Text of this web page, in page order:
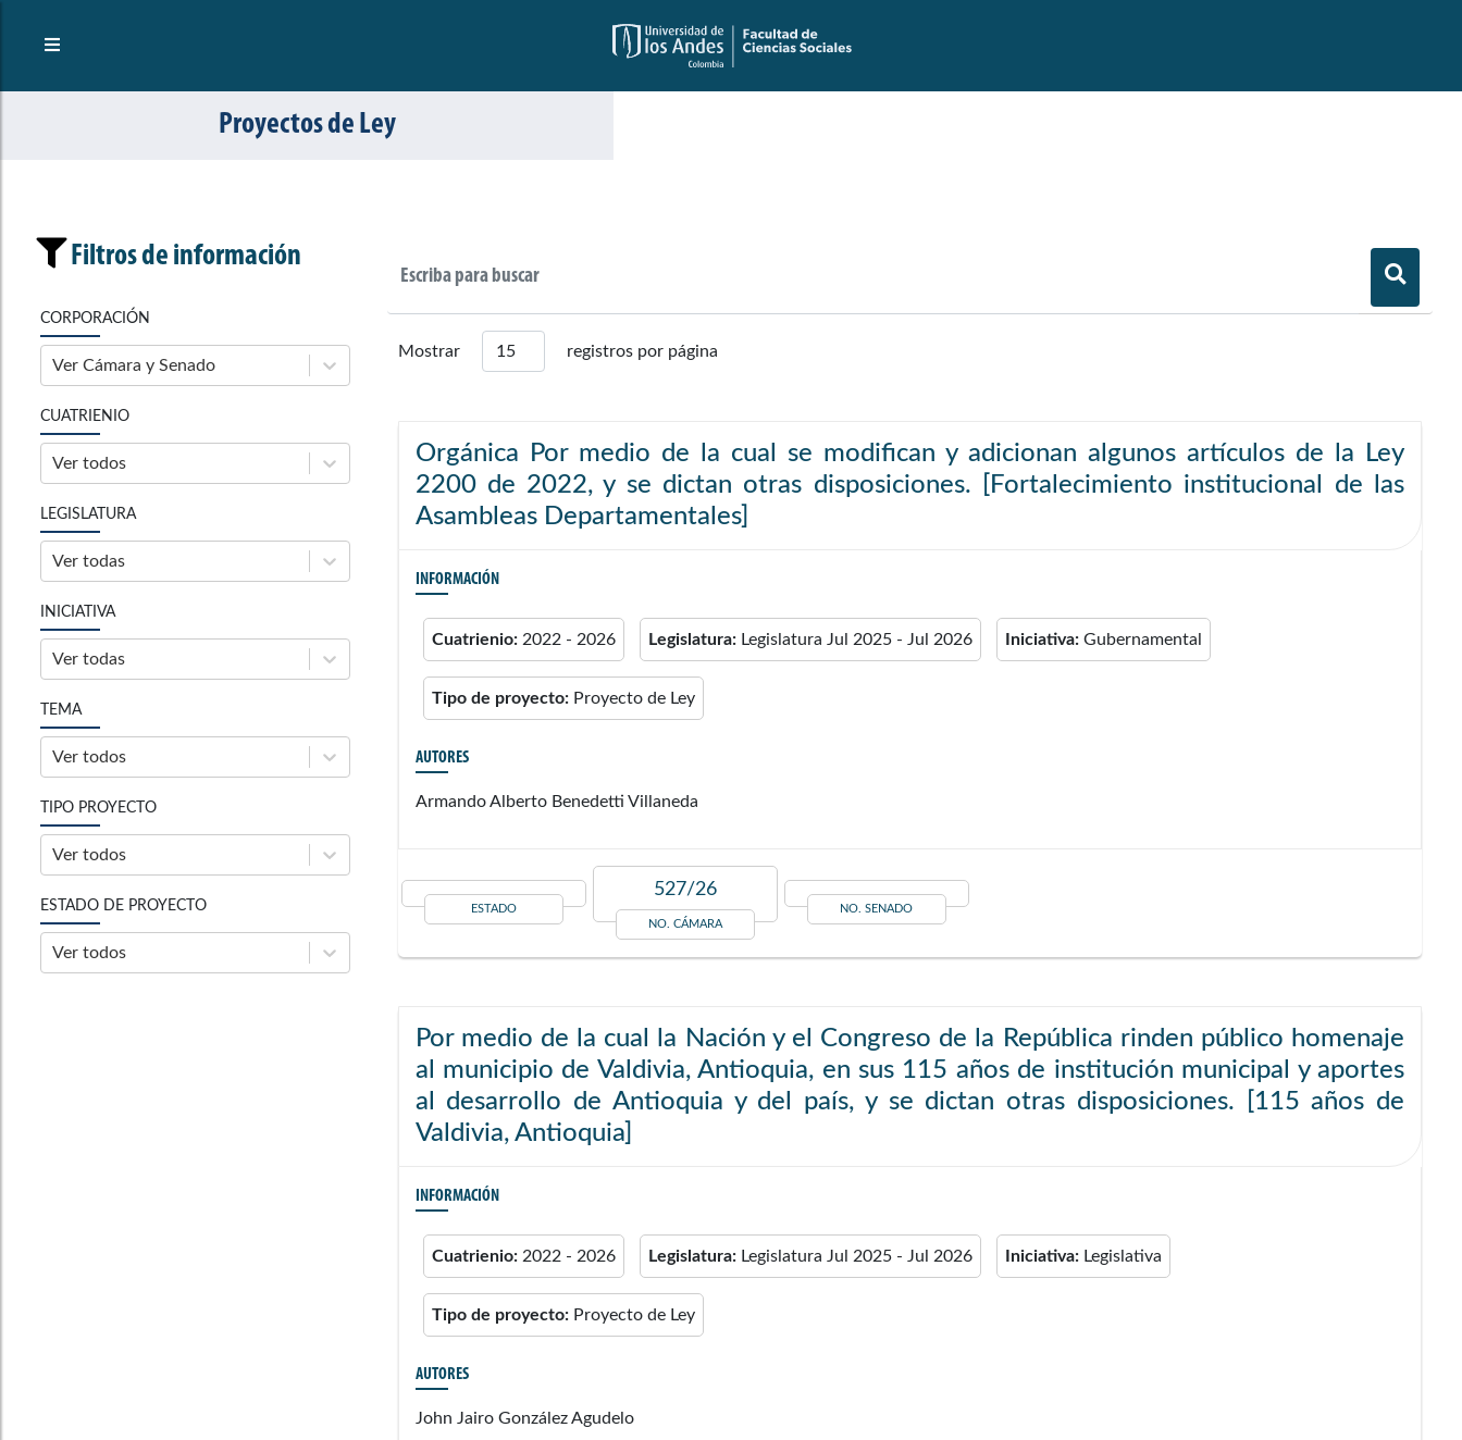
Proyectos de Ley
Filtros de información
CORPORACIÓN
Ver Cámara y Senado
CUATRIENIO
Ver todos
LEGISLATURA
Ver todas
INICIATIVA
Ver todas
TEMA
Ver todos
TIPO PROYECTO
Ver todos
ESTADO DE PROYECTO
Ver todos
Mostrar registros por página
Orgánica Por medio de la cual se modifican y adicionan algunos artículos de la Ley
2200 de 2022, y se dictan otras disposiciones. [Fortalecimiento institucional de las
Asambleas Departamentales]
INFORMACIÓN
Cuatrienio: 2022 - 2026 Legislatura: Legislatura Jul 2025 - Jul 2026 Iniciativa: Gubernamental
Tipo de proyecto: Proyecto de Ley
AUTORES
Armando Alberto Benedetti Villaneda
ESTADO
527/26
NO. CÁMARA
NO. SENADO
Por medio de la cual la Nación y el Congreso de la República rinden público homenaje
al municipio de Valdivia, Antioquia, en sus 115 años de institución municipal y aportes
al desarrollo de Antioquia y del país, y se dictan otras disposiciones. [115 años de
Valdivia, Antioquia]
INFORMACIÓN
Cuatrienio: 2022 - 2026 Legislatura: Legislatura Jul 2025 - Jul 2026 Iniciativa: Legislativa
Tipo de proyecto: Proyecto de Ley
AUTORES
John Jairo González Agudelo